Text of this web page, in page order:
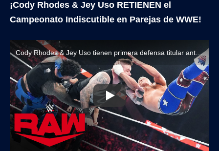
¡Cody Rhodes & Jey Uso RETIENEN el
Campeonato Indiscutible en Parejas de WWE!
Cody Rhodes & Jey Uso tienen primera defensa titular ante Sami Zayn & Kevin Owens